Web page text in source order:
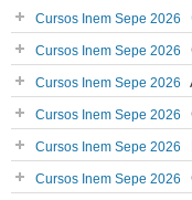
Cursos Inem Sepe 2026
Cursos Inem Sepe 2026
Cursos Inem Sepe 2026
Cursos Inem Sepe 2026
Cursos Inem Sepe 2026
Cursos Inem Sepe 2026